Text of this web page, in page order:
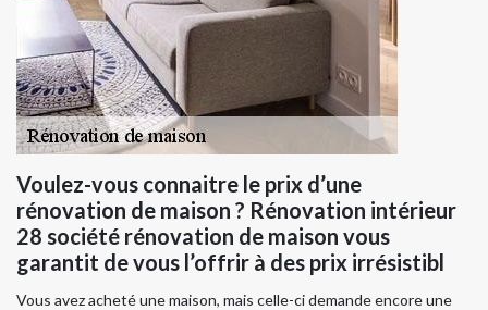
Voulez-vous connaitre le prix d’une
rénovation de maison ? Rénovation intérieur
28 société rénovation de maison vous
garantit de vous l’offrir à des prix irrésistibl
Vous avez acheté une maison, mais celle-ci demande encore une